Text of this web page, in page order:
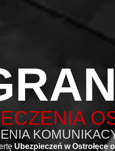
Ubezpieczeń w Ostrołęce